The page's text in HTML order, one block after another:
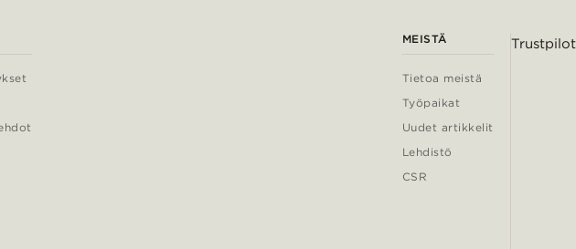
MEISTÄ
Tietoa meistä
Työpaikat
Uudet artikkelit
Lehdistö
CSR
Trustpilot